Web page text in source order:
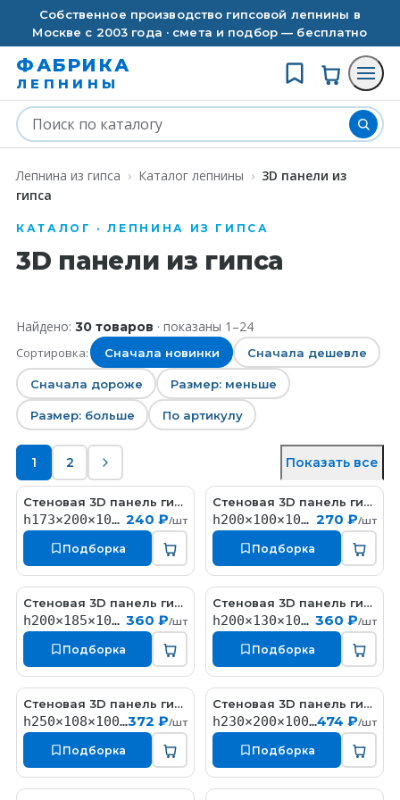
Собственное производство гипсовой лепнины в
Москве с 2003 года · смета и подбор — бесплатно
ФАБРИКА
ЛЕПНИНЫ
Лепнина из гипса › Каталог лепнины › 3D панели из
гипса
КАТАЛОГ · ЛЕПНИНА ИЗ ГИПСА
3D панели из гипса
Найдено: 30 товаров · показаны 1 –24
Сортировка: Сначала новинки Сначала дешевле
Сначала дороже Размер: меньше
Размер: больше По артикулу
1 2 Показать все
PN3101Стеновая 3D панель гипсовая Треугольники
h173×200×1000мм 240 ₽/шт
Подборка
PN3108Стеновая 3D панель гипсовая
h200×100×1000мм 270 ₽/шт
Подборка
PN3103Стеновая 3D панель гипсовая Ромб 2
h200×185×1000мм 360 ₽/шт
Подборка
PN3104Стеновая 3D панель гипсовая Ромб 3
h200×130×1000мм 360 ₽/шт
Подборка
PN3109Стеновая 3D панель гипсовая Бумеранг
h250×108×1000мм372 ₽/шт
Подборка
PN3106Стеновая 3D панель гипсовая Выпуклый шестигранник
h230×200×1000мм474 ₽/шт
Подборка